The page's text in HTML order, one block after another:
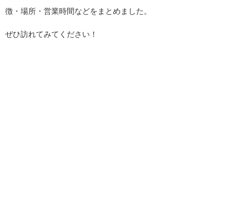
徴・場所・営業時間などをまとめました。
ぜひ訪れてみてください！